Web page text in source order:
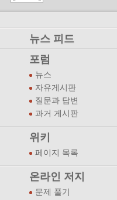
뉴스 피드
포럼
뉴스
자유게시판
질문과 답변
과거 게시판
위키
페이지 목록
온라인 저지
문제 풀기